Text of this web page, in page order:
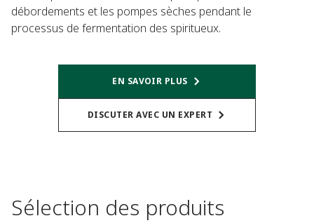
débordements et les pompes sèches pendant le
processus de fermentation des spiritueux.
EN SAVOIR PLUS
DISCUTER AVEC UN EXPERT
Sélection des produits